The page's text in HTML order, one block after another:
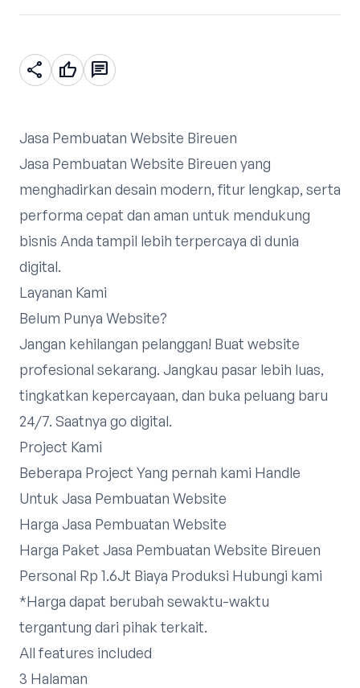
share thumb_up chat
Jasa Pembuatan Website Bireuen
Jasa Pembuatan Website Bireuen yang
menghadirkan desain modern, fitur lengkap, serta
performa cepat dan aman untuk mendukung
bisnis Anda tampil lebih terpercaya di dunia
digital.
Layanan Kami
Belum Punya Website?
Jangan kehilangan pelanggan! Buat website
profesional sekarang. Jangkau pasar lebih luas,
tingkatkan kepercayaan, dan buka peluang baru
24/7. Saatnya go digital.
Project Kami
Beberapa Project Yang pernah kami Handle
Untuk Jasa Pembuatan Website
Harga Jasa Pembuatan Website
Harga Paket Jasa Pembuatan Website Bireuen
Personal Rp 1.6Jt Biaya Produksi Hubungi kami
*Harga dapat berubah sewaktu-waktu
tergantung dari pihak terkait.
All features included
3 Halaman